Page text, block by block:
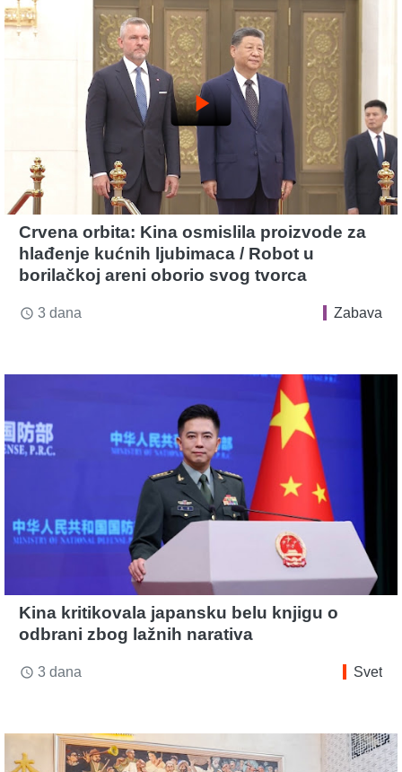
play_arrow
Crvena orbita: Kina osmislila proizvode za
hlađenje kućnih ljubimaca / Robot u
borilačkoj areni oborio svog tvorca
access_time 3 dana Zabava
Kina kritikovala japansku belu knjigu o
odbrani zbog lažnih narativa
access_time 3 dana Svet